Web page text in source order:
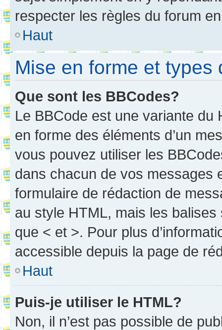
respecter les règles du forum
Haut
Mise en forme et types
Que sont les BBCodes?
Le BBCode est une variante du
en forme des éléments d’un
vous pouvez utiliser les
dans chacun de vos messages
formulaire de rédaction de
au style HTML, mais les
que < et >. Pour plus
accessible depuis la page de
Haut
Puis-je utiliser le HTML?
Non, il n’est pas possible de